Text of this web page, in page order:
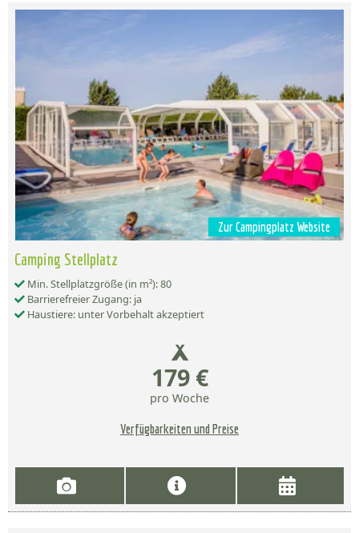
Zur Campingplatz Website
Camping Stellplatz
Min. Stellplatzgröße (in m²): 80
Barrierefreier Zugang: ja
Haustiere: unter Vorbehalt akzeptiert
179 €
pro Woche
Verfügbarkeiten und Preise